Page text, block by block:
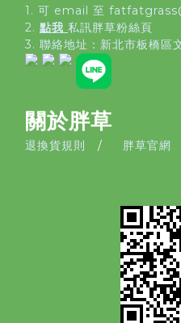
1. 可 email 至
2. 點我 私訊胖草粉絲頁
3. 聯絡地址： 新北市板橋區
關於胖草
退換貨規則 / 胖草官網